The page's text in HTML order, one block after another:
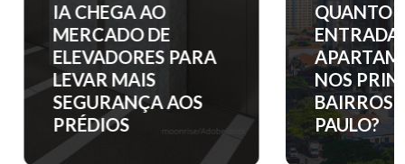
IA CHEGA AO
MERCADO DE
ELEVADORES PARA
LEVAR MAIS
SEGURANÇA AOS
PRÉDIOS
QUANTO
ENTRADA
NOS
BAIRROS
PAULO?